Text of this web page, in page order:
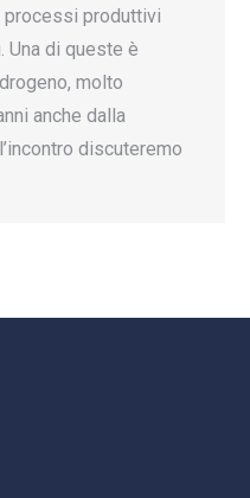
processi produttivi
Una di queste è
molto
anche dalla
discuteremo